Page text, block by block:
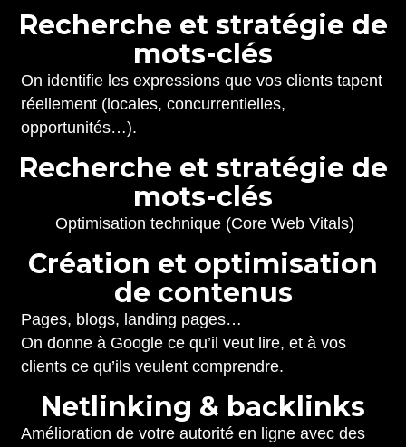
Recherche et stratégie de
mots-clés
On identifie les expressions que vos clients tapent
réellement (locales, concurrentielles,
opportunités…).
Recherche et stratégie de
mots-clés
Optimisation technique (Core Web Vitals)
Création et optimisation
de contenus
Pages, blogs, landing pages…
On donne à Google ce qu’il veut lire, et à vos
clients ce qu’ils veulent comprendre.
Netlinking & backlinks
Amélioration de votre autorité en ligne avec des